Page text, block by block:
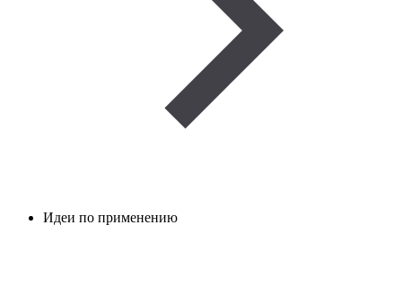
Идеи по применению